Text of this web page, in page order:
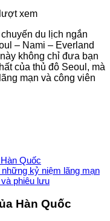
xem
du lịch ngắn
– Nami – Everland
không chỉ đưa bạn
của thủ đô Seoul, mà
mạn và công viên
Quốc
kỷ niệm lãng mạn
phiêu lưu
Hàn Quốc